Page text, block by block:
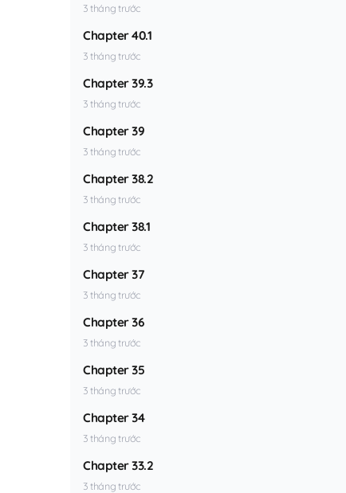
3 tháng trước
Chapter 40.1
3 tháng trước
Chapter 39.3
3 tháng trước
Chapter 39
3 tháng trước
Chapter 38.2
3 tháng trước
Chapter 38.1
3 tháng trước
Chapter 37
3 tháng trước
Chapter 36
3 tháng trước
Chapter 35
3 tháng trước
Chapter 34
3 tháng trước
Chapter 33.2
3 tháng trước